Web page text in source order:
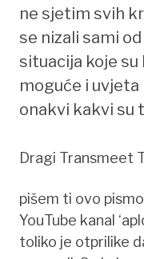
ne sjetim svih
se nizali sami
situacija koje su
moguće i uvjeta
onakvi kakvi su
Dragi Transmeet
pišem ti ovo
YouTube kanal
toliko je otprilike